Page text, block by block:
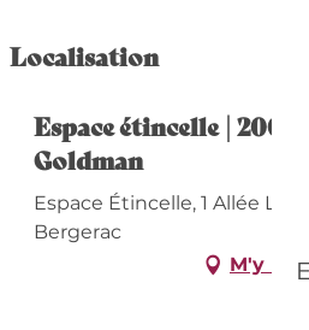
Localisation
Espace étincelle | 200
Goldman
Espace Étincelle, 1 Allée
Bergerac
M'y